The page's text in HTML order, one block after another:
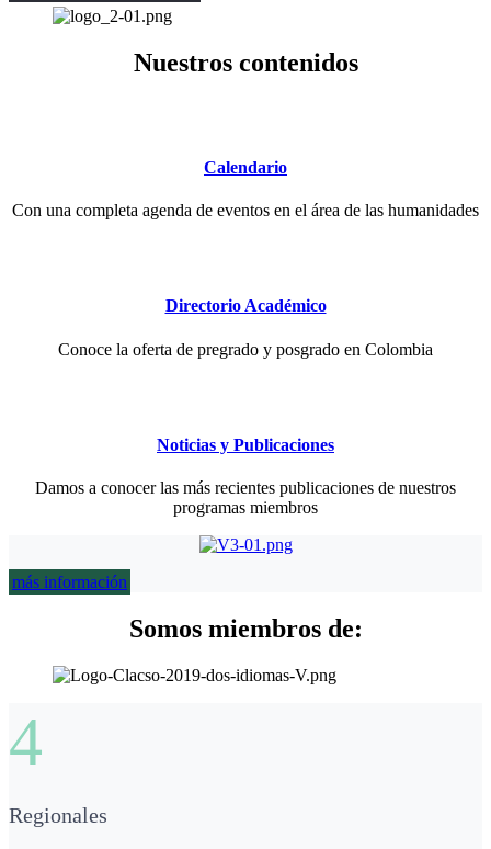
Nuestros contenidos
Calendario
Con una completa agenda de eventos en el área de las humanidades
Directorio Académico
Conoce la oferta de pregrado y posgrado en Colombia
Noticias y Publicaciones
Damos a conocer las más recientes publicaciones de nuestros
programas miembros
más información
Somos miembros de:
4
Regionales